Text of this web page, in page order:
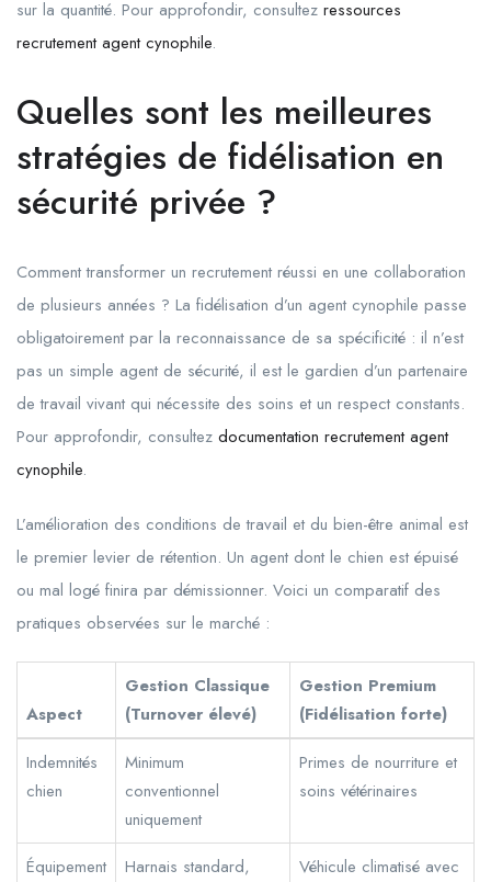
sur la quantité. Pour approfondir, consultez ressources
recrutement agent cynophile.
Quelles sont les meilleures
stratégies de fidélisation en
sécurité privée ?
Comment transformer un recrutement réussi en une collaboration
de plusieurs années ? La fidélisation d’un agent cynophile passe
obligatoirement par la reconnaissance de sa spécificité : il n’est
pas un simple agent de sécurité, il est le gardien d’un partenaire
de travail vivant qui nécessite des soins et un respect constants.
Pour approfondir, consultez documentation recrutement agent
cynophile.
L’amélioration des conditions de travail et du bien-être animal est
le premier levier de rétention. Un agent dont le chien est épuisé
ou mal logé finira par démissionner. Voici un comparatif des
pratiques observées sur le marché :
Aspect
Gestion Classique
(Turnover élevé)
Gestion Premium
(Fidélisation forte)
Indemnités
chien
Minimum
conventionnel
uniquement
Primes de nourriture et
soins vétérinaires
Équipement
Harnais standard,
Véhicule climatisé avec